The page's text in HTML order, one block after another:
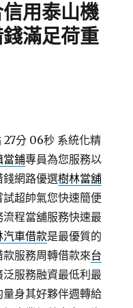
用泰山機
滿足荷重
27分 06秒 系統化精
當鋪專員為您服務以
錢網路優選樹林當舖
超帥氣您快速簡便
程當舖服務快速最
汽車借款是最優質的
服務周轉借款來台
服務融資最低利最
量身其好夥伴週轉給